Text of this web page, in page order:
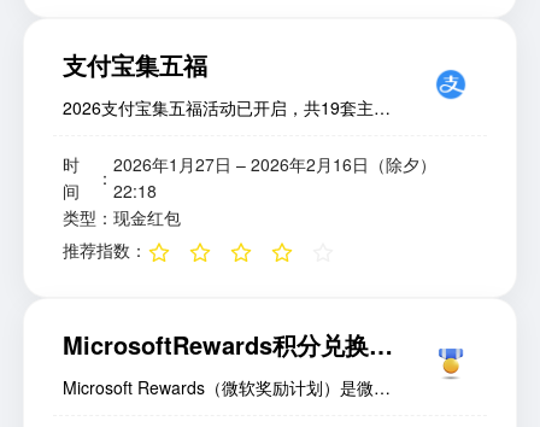
活动页面；3.获取抽奖次数，点击抽卡；4.集
支付宝集五福
2026支付宝集五福活动已开启，共19套主题
扫福、组队互换和品牌活动可快速集齐卡片并
提升红包翻倍收益。瓜分 5 亿现金 + 抽黄金饰
品、家电等实物大奖。如何获取AR扫福每日
限3次；扫描“福”字、马年主题图案（如“马到
成功”）、非遗剪纸福、品牌LOGO（如星巴
AI手写福输入新年祝福语（如“健康平安”“马上
给好友，双方互扫可各得1次抽卡机会；每日
时
间
：
2026年1月27日 – 2026年2月16日（除夕）
22:18
类型 ： 现金红包
推荐指数 ：
MicrosoftRewards积分兑换好
礼
Microsoft Rewards（微软奖励计划）是微软